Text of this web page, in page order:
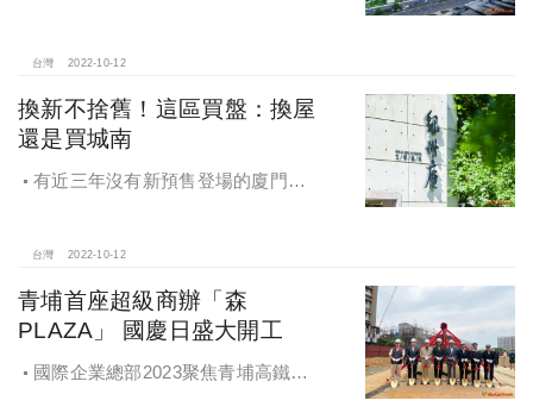
更首創獨幢休閒會館，規畫23米室內
溫水泳池俱樂部與空中網球場。
台灣 2022-10-12
換新不捨舊！這區買盤：換屋
還是買城南
有近三年沒有新預售登場的廈門
210坪的危老預售案「華和淳萃」登
場。
台灣 2022-10-12
青埔首座超級商辦「森
PLAZA」 國慶日盛大開工
國際企業總部2023聚焦青埔高鐵站